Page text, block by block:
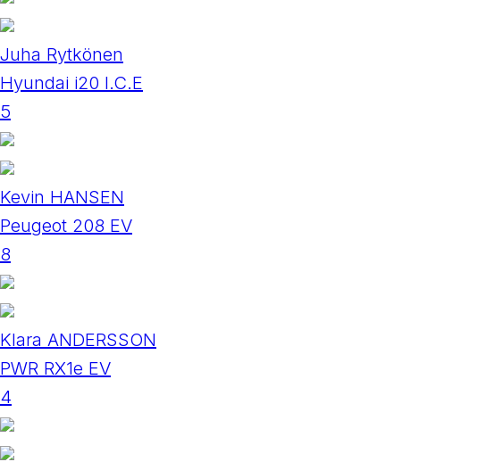
Juha Rytkönen
Hyundai i20 I.C.E
5
Kevin HANSEN
Peugeot 208 EV
8
Klara ANDERSSON
PWR RX1e EV
4